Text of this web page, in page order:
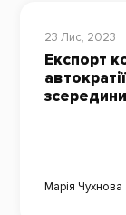
23 Лис, 2023
Експорт
зсередини
Марія Чухнова